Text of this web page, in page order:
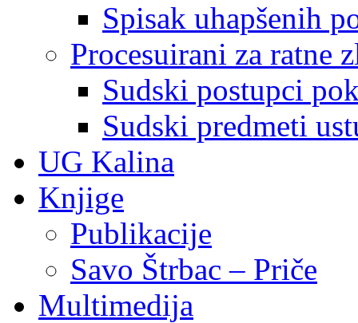
Spisak uhapšenih
Procesuirani za ratne
Sudski postupci
Sudski predmeti
UG Kalina
Knjige
Publikacije
Savo Štrbac – Priče
Multimedija